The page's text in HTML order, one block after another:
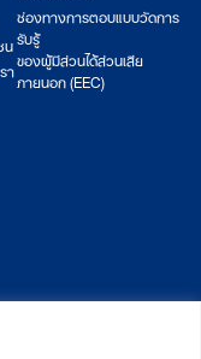
น
า
ช่องทางการตอบแบบวัดการ
รับรู้
ของผู้มีส่วนได้ส่วนเสีย
ภายนอก (EEC)